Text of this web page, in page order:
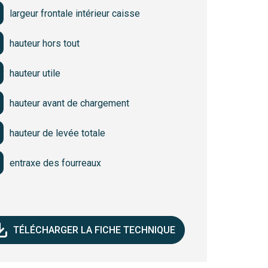
de sécurité
: blocages sur fourches, galva,
automatique …
largeur frontale intérieur caisse
hauteur hors tout
hauteur utile
hauteur avant de chargement
hauteur de levée totale
entraxe des fourreaux
TÉLÉCHARGER LA FICHE TECHNIQUE